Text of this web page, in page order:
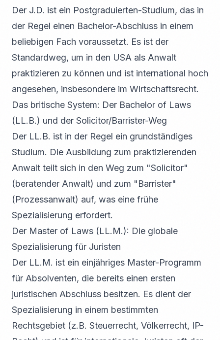
Der J.D. ist ein Postgraduierten-Studium, das in
der Regel einen Bachelor-Abschluss in einem
beliebigen Fach voraussetzt. Es ist der
Standardweg, um in den USA als Anwalt
praktizieren zu können und ist international hoch
angesehen, insbesondere im Wirtschaftsrecht.
Das britische System: Der Bachelor of Laws
(LL.B.) und der Solicitor/Barrister-Weg
Der LL.B. ist in der Regel ein grundständiges
Studium. Die Ausbildung zum praktizierenden
Anwalt teilt sich in den Weg zum "Solicitor"
(beratender Anwalt) und zum "Barrister"
(Prozessanwalt) auf, was eine frühe
Spezialisierung erfordert.
Der Master of Laws (LL.M.): Die globale
Spezialisierung für Juristen
Der LL.M. ist ein einjähriges Master-Programm
für Absolventen, die bereits einen ersten
juristischen Abschluss besitzen. Es dient der
Spezialisierung in einem bestimmten
Rechtsgebiet (z.B. Steuerrecht, Völkerrecht, IP-